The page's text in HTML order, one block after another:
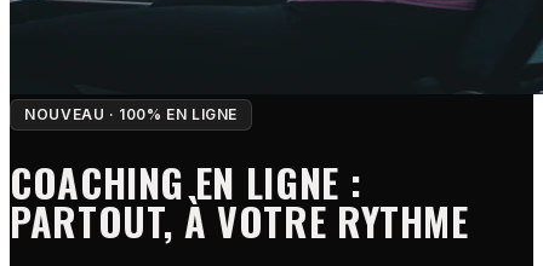
NOUVEAU · 100% EN LIGNE
COACHING EN LIGNE :
PARTOUT, À VOTRE RYTHME